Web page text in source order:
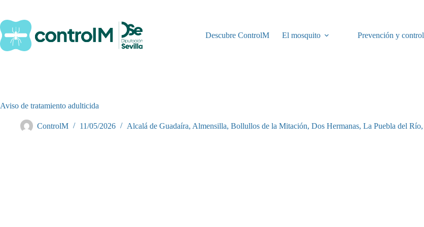
contenido
Descubre ControlM
El mosquito Prevención y control
Aviso de tratamiento adulticida
ControlM 11/05/2026 Alcalá de Guadaíra, Almensilla, Bollullos de la Mitación, Dos Hermanas, La Puebla del Río,